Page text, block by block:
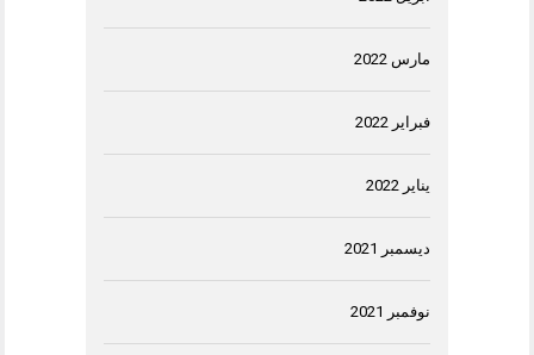
مارس 2022
فبراير 2022
يناير 2022
ديسمبر 2021
نوفمبر 2021